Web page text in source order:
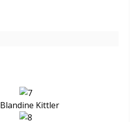
Kittler